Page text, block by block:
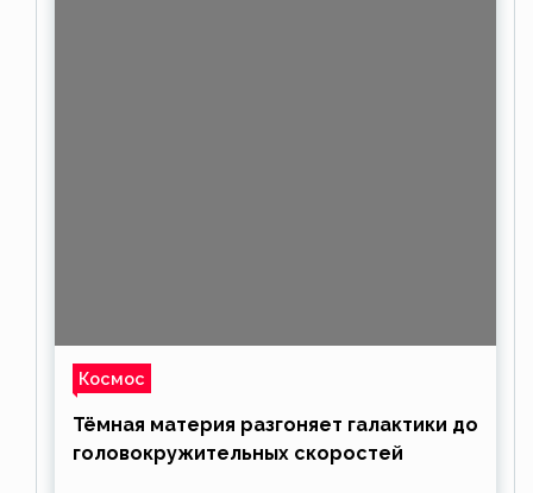
Космос
Тёмная материя разгоняет галактики до
головокружительных скоростей